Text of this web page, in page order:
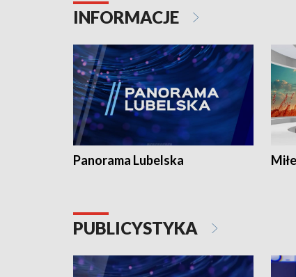
INFORMACJE
Panorama Lubelska
PUBLICYSTYKA